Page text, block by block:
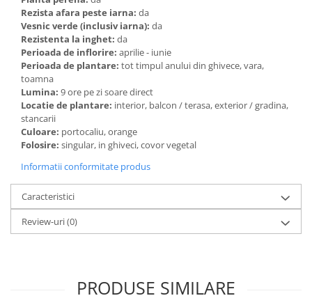
Rezista afara peste iarna: da
Vesnic verde (inclusiv iarna): da
Rezistenta la inghet: da
Perioada de inflorire: aprilie - iunie
Perioada de plantare: tot timpul anului din ghivece, vara,
toamna
Lumina: 9 ore pe zi soare direct
Locatie de plantare: interior, balcon / terasa, exterior / gradina,
stancarii
Culoare: portocaliu, orange
Folosire: singular, in ghiveci, covor vegetal
Informatii conformitate produs
Caracteristici
Review-uri(0)
PRODUSE SIMILARE